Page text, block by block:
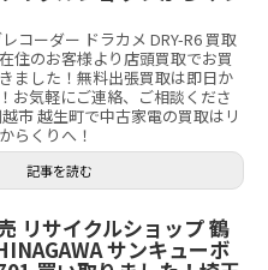
コーダー ドラカメ DRY-R6 買取
住のお客様より店頭買取でお買
ました！無料出張買取は即日か
お気軽にご連絡、ご相談くださ
市 越生町で中古家電の買取はリ
らくりへ！
記事を読む
リサイクルショップ 鶴
サンキューボ